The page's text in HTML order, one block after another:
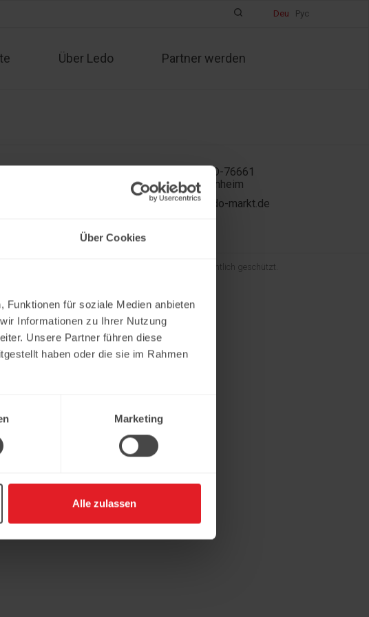
Über Cookies
Funktionen für soziale Medien anbieten
Informationen zu Ihrer Nutzung
Unsere Partner führen diese
haben oder die sie im Rahmen
Marketing
Alle zulassen
Deu Рус
Über Ledo Partner werden
In der Kühweid 2a D-76661
Philippsburg-Huttenheim
ledo.informiert@ledo-markt.de
Webseite und der gesamte Inhalt sind urheberrechtlich geschützt.